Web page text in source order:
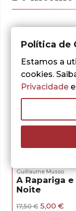
Guillaume Musso
A Rapariga e
Noite
17,50€ O
5,00 €
Política de
Estamos a
cookies.
Privacidade